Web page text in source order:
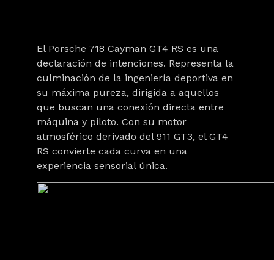
El Porsche 718 Cayman GT4 RS es una
declaración de intenciones. Representa la
culminación de la ingeniería deportiva en
su máxima pureza, dirigida a aquellos
que buscan una conexión directa entre
máquina y piloto. Con su motor
atmosférico derivado del 911 GT3, el GT4
RS convierte cada curva en una
experiencia sensorial única.